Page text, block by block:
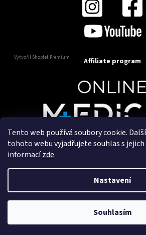
Tento web používá soubory cookie.
tohoto webu vyjadřujete souhlas s jejich
informacízde.
Nastavení
Souhlasím
Vytvořil Shoptet Premium Affiliate program
Copyright 2025OnlineMedical.cz.
Vytvořil a marketingově zajišťuje